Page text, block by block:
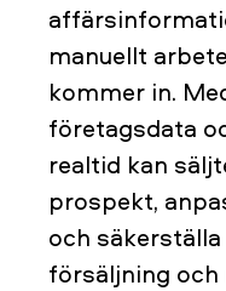
manuellt
kommer in.
företagsdata
realtid kan
prospekt,
och
försäljning